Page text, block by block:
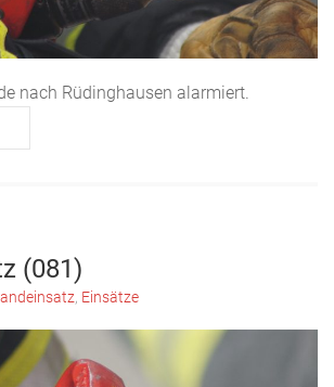
nach Rüdinghausen alarmiert.
(081)
, Einsätze